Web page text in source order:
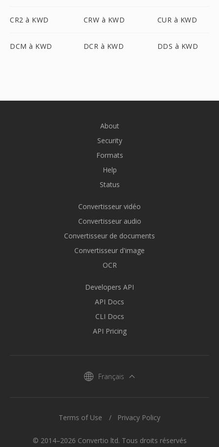
CR2 à KWD CRW à KWD CUR à KWD
DCM à KWD DCR à KWD DDS à KWD
About
Security
Formats
Help
Status
Convertisseur vidéo
Convertisseur audio
Convertisseur de documents
Convertisseur d'image
OCR
Developers API
API Docs
CLI Docs
API Pricing
Français
© 2014–2026 Convertio ltd. Tous droits réservés
Terms of Use Privacy Policy